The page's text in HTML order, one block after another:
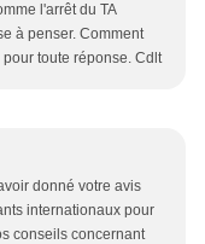
l'arrêt du TA
à penser. Comment
toute réponse. Cdlt
donné votre avis
internationaux pour
conseils concernant